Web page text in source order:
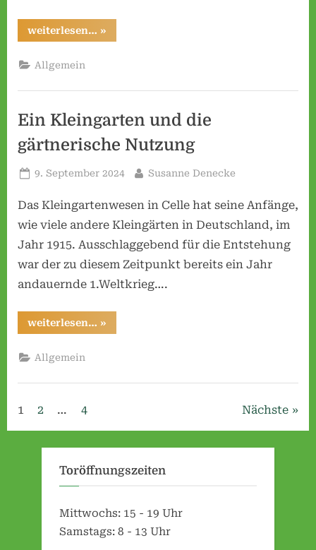
e
s
n
e
V
.
weiterlesen… “Ich
kündige
tun?”
»
Allgemein
Ein Kleingarten und die
gärtnerische Nutzung
Posted
9. September 2024 By
Susanne Denecke
Das Kleingartenwesen in Celle hat seine Anfänge,
wie viele andere Kleingärten in Deutschland, im
Jahr 1915. Ausschlaggebend für die Entstehung
war der zu diesem Zeitpunkt bereits ein Jahr
andauernde 1.Weltkrieg….
weiterlesen… “Ein
Kleingarten
»
Allgemein
Seitennummerierung
der
Beiträge
1 2 … 4 Nächste
Toröffnungszeiten
Mittwochs: 15 - 19 Uhr
Samstags: 8 - 13 Uhr